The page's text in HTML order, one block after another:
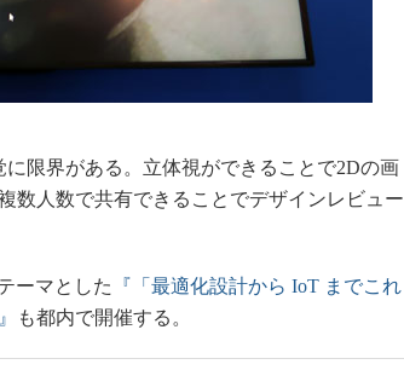
限界がある。立体視ができることで2Dの画
数人数で共有できることでデザインレビュー
ーマとした
『「最適化設計から IoT までこれ
も都内で開催する。